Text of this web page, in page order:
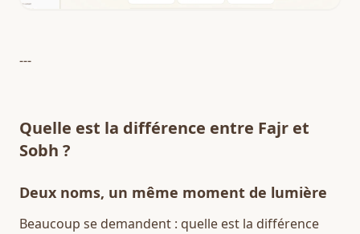
---
Quelle est la différence entre Fajr et
Sobh ?
Deux noms, un même moment de lumière
Beaucoup se demandent : quelle est la différence